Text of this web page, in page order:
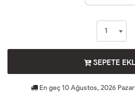
SEPETE
En geç 10 Ağustos, 2026